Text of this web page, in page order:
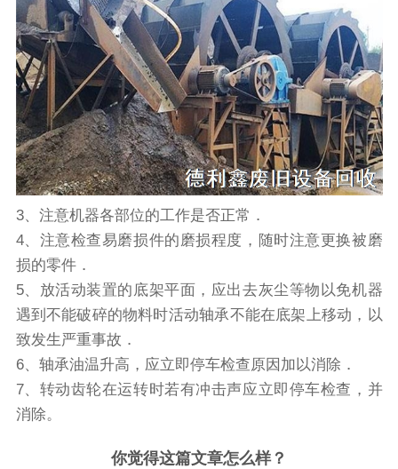
3、注意机器各部位的工作是否正常．
4、注意检查易磨损件的磨损程度，随时注意更换被磨
损的零件．
5、放活动装置的底架平面，应出去灰尘等物以免机器
遇到不能破碎的物料时活动轴承不能在底架上移动，以
致发生严重事故．
6、轴承油温升高，应立即停车检查原因加以消除．
7、转动齿轮在运转时若有冲击声应立即停车检查，并
消除。
你觉得这篇文章怎么样？